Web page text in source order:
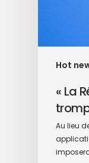
Hot
« La
Au lieu